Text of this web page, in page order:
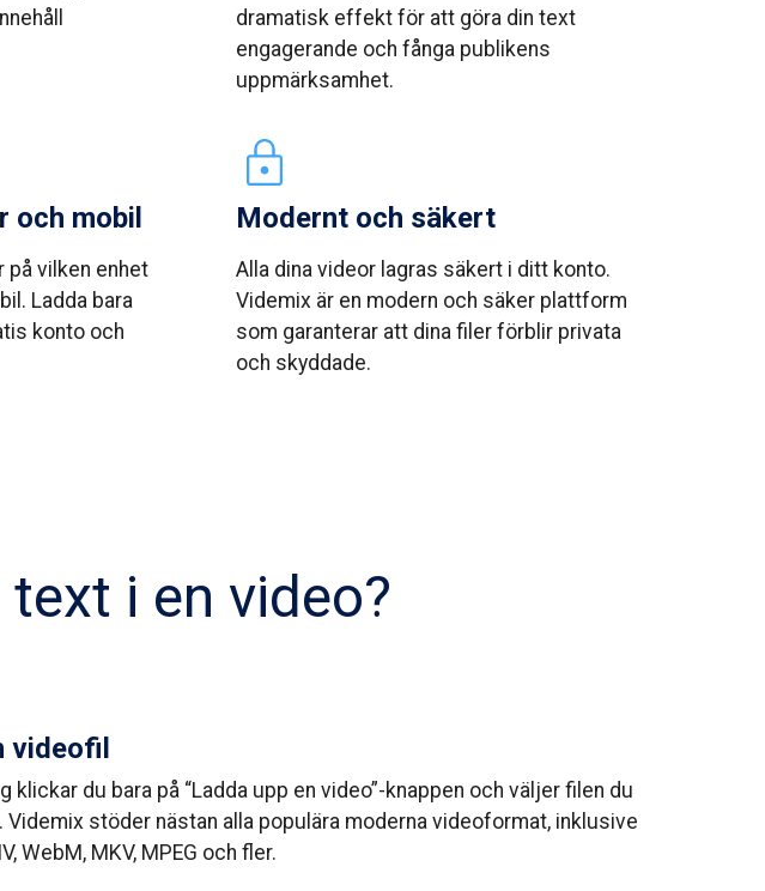
dramatisk effekt för att göra din text
engagerande och fånga publikens
uppmärksamhet.
och mobil
på vilken enhet
Ladda bara
konto och
Modernt och säkert
Alla dina videor lagras säkert i ditt konto.
Videmix är en modern och säker plattform
som garanterar att dina filer förblir privata
och skyddade.
i en video?
videofil
klickar du bara på “Ladda upp en video”-knappen och väljer filen du
Videmix stöder nästan alla populära moderna videoformat, inklusive
WebM, MKV, MPEG och fler.